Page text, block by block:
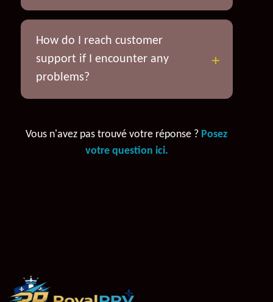
How do I reach customer
support if I encounter any
problems?
Vous n'avez pas trouvé votre réponse ? Posez
votre question ici.